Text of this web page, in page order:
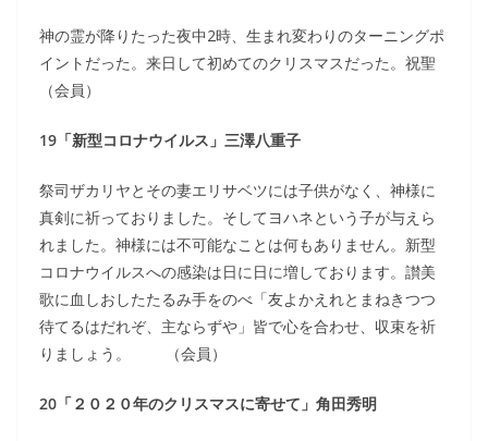
神の霊が降りたった夜中2時、生まれ変わりのターニングポ
イントだった。来日して初めてのクリスマスだった。祝聖
（会員）
19「新型コロナウイルス」三澤八重子
祭司ザカリヤとその妻エリサベツには子供がなく、神様に
真剣に祈っておりました。そしてヨハネという子が与えら
れました。神様には不可能なことは何もありません。新型
コロナウイルスへの感染は日に日に増しております。讃美
歌に血しおしたたるみ手をのべ「友よかえれとまねきつつ
待てるはだれぞ、主ならずや」皆で心を合わせ、収束を祈
りましょう。 （会員）
20「２０２０年のクリスマスに寄せて」角田秀明